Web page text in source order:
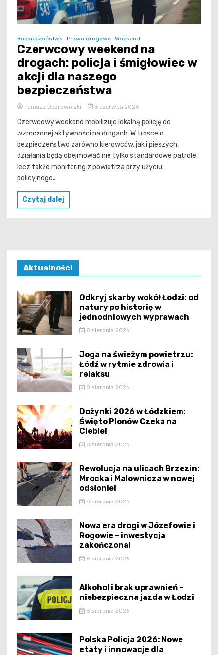
Bezpieczeństwo Prawa drogowe Weekend
Czerwcowy weekend na
drogach: policja i śmigłowiec w
akcji dla naszego
bezpieczeństwa
Tomasz Dobrowolski 6 czerwca 2026
Czerwcowy weekend mobilizuje lokalną policję do
wzmożonej aktywności na drogach. W trosce o
bezpieczeństwo zarówno kierowców, jak i pieszych,
działania będą obejmować nie tylko standardowe patrole,
lecz także monitoring z powietrza przy użyciu
policyjnego...
Czytaj dalej
Aktualności
Odkryj skarby wokół Łodzi: od
natury po historię w
jednodniowych wyprawach
8 sierpnia 2026
Joga na świeżym powietrzu:
Łódź w rytmie zdrowia i
relaksu
8 sierpnia 2026
Dożynki 2026 w Łódzkiem:
Święto Plonów Czeka na
Ciebie!
8 sierpnia 2026
Rewolucja na ulicach Brzezin:
Mrocka i Malownicza w nowej
odsłonie!
8 sierpnia 2026
Nowa era drogi w Józefowie i
Rogowie – inwestycja
zakończona!
8 sierpnia 2026
Alkohol i brak uprawnień –
niebezpieczna jazda w Łodzi
8 sierpnia 2026
Polska Policja 2026: Nowe
etaty i innowacje dla